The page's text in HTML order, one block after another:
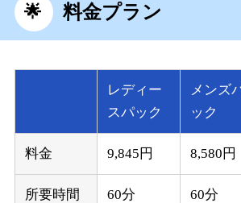
料金プラン
レディー
スパック
メンズ
ック
料金 9,845円 8,580円
所要時間 60分 60分